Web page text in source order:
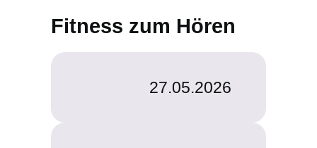
Fitness zum Hören
27.05.2026